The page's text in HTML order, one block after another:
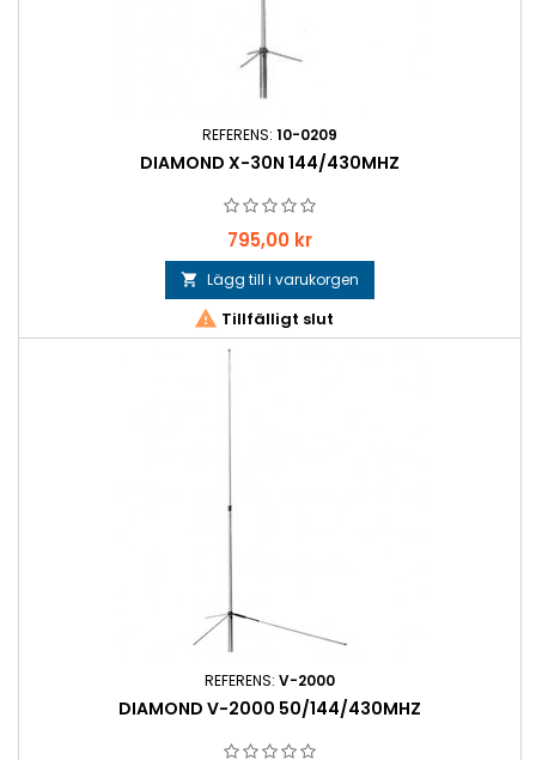
REFERENS: 10-0209
DIAMOND X-30N 144/430MHZ
Pris
795,00 kr
 Lägg till i varukorgen
 Tillfälligt slut
REFERENS: V-2000
DIAMOND V-2000 50/144/430MHZ